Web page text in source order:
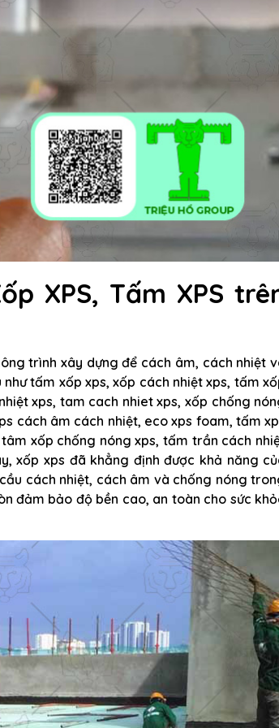
XPS, Tấm XPS
trình xây dựng để cách âm, cách nhiệt
tấm xốp xps, xốp cách nhiệt xps, tấm
xps, tam cach nhiet xps, xốp chống
cách âm cách nhiệt, eco xps foam, tấm
xốp chống nóng xps, tấm trần cách
xốp xps đã khẳng định được khả năng
cách nhiệt, cách âm và chống nóng
đảm bảo độ bền cao, an toàn cho sức